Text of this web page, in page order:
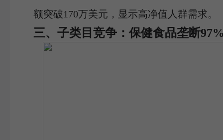
额突破170万美元，显示高净值人群需求。
三、子类目竞争：保健食品垄断